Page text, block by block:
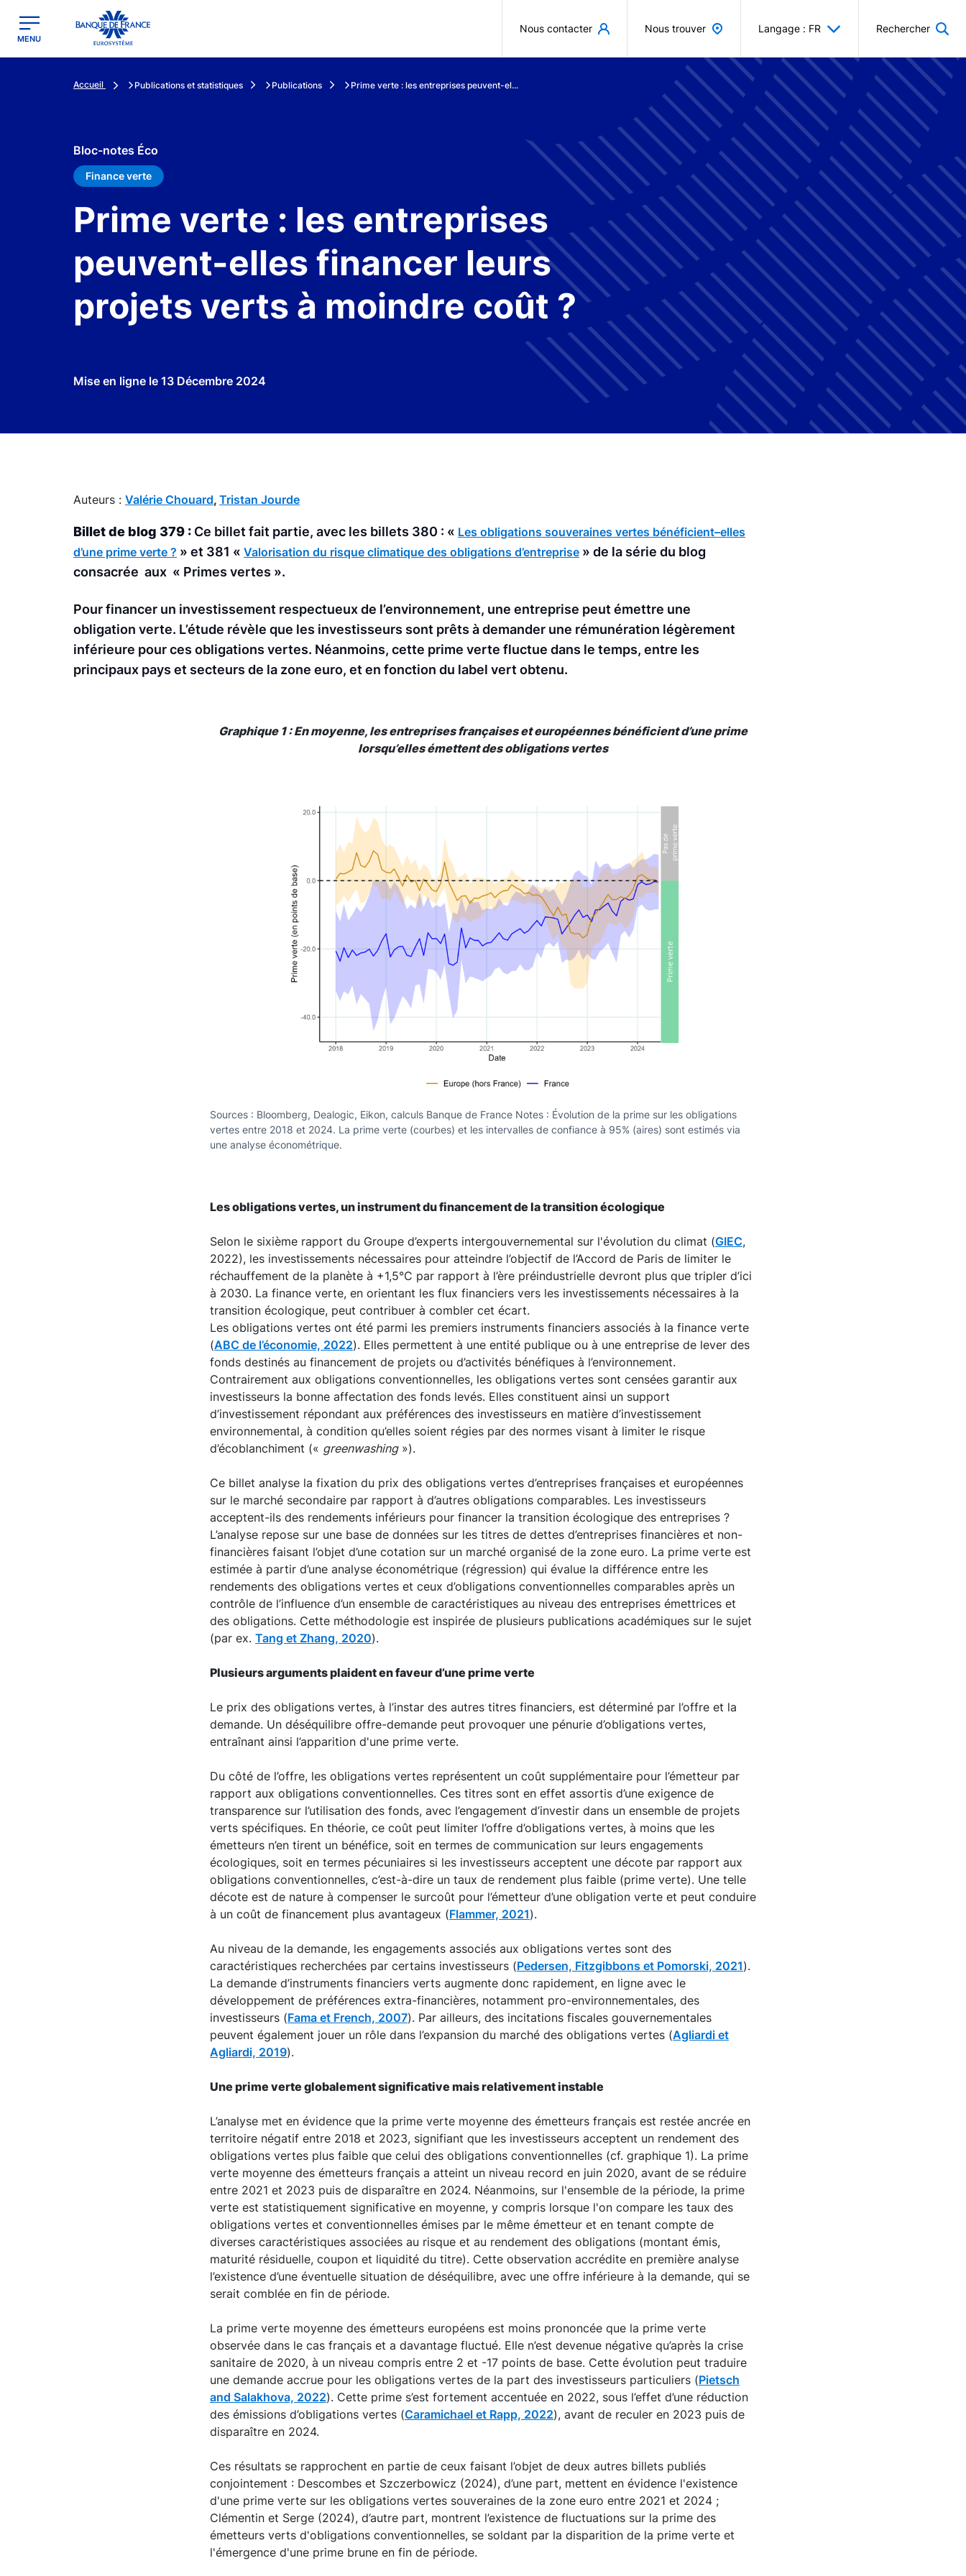
Banque de France - Menu Principal
MENU
Nous contacter Nous trouver Langage : FR Rechercher
Accueil Publications et statistiques Publications Prime verte : les entreprises peuvent-el...
Bloc-notes Éco
Finance verte
Prime verte : les entreprises
peuvent-elles financer leurs
projets verts à moindre coût ?
Mise en ligne le 13 Décembre 2024
Auteurs : Valérie Chouard, Tristan Jourde
Billet de blog 379 : Ce billet fait partie, avec les billets 380 : « Les obligations souveraines vertes bénéficient–elles
d’une prime verte ? » et 381 « Valorisation du risque climatique des obligations d’entreprise » de la série du blog
consacrée aux « Primes vertes ».
Pour financer un investissement respectueux de l’environnement, une entreprise peut émettre une
obligation verte. L’étude révèle que les investisseurs sont prêts à demander une rémunération légèrement
inférieure pour ces obligations vertes. Néanmoins, cette prime verte fluctue dans le temps, entre les
principaux pays et secteurs de la zone euro, et en fonction du label vert obtenu.
Graphique 1 : En moyenne, les entreprises françaises et européennes bénéficient d’une prime
lorsqu’elles émettent des obligations vertes
Sources : Bloomberg, Dealogic, Eikon, calculs Banque de France Notes : Évolution de la prime sur les obligations
vertes entre 2018 et 2024. La prime verte (courbes) et les intervalles de confiance à 95% (aires) sont estimés via
une analyse économétrique.
Les obligations vertes, un instrument du financement de la transition écologique
Selon le sixième rapport du Groupe d’experts intergouvernemental sur l'évolution du climat (GIEC,
2022), les investissements nécessaires pour atteindre l’objectif de l’Accord de Paris de limiter le
réchauffement de la planète à +1,5°C par rapport à l’ère préindustrielle devront plus que tripler d’ici
à 2030. La finance verte, en orientant les flux financiers vers les investissements nécessaires à la
transition écologique, peut contribuer à combler cet écart.
Les obligations vertes ont été parmi les premiers instruments financiers associés à la finance verte
(ABC de l’économie, 2022). Elles permettent à une entité publique ou à une entreprise de lever des
fonds destinés au financement de projets ou d’activités bénéfiques à l’environnement.
Contrairement aux obligations conventionnelles, les obligations vertes sont censées garantir aux
investisseurs la bonne affectation des fonds levés. Elles constituent ainsi un support
d’investissement répondant aux préférences des investisseurs en matière d’investissement
environnemental, à condition qu’elles soient régies par des normes visant à limiter le risque
d’écoblanchiment (« greenwashing»).
Ce billet analyse la fixation du prix des obligations vertes d’entreprises françaises et européennes
sur le marché secondaire par rapport à d’autres obligations comparables. Les investisseurs
acceptent-ils des rendements inférieurs pour financer la transition écologique des entreprises ?
L’analyse repose sur une base de données sur les titres de dettes d’entreprises financières et non-
financières faisant l’objet d’une cotation sur un marché organisé de la zone euro. La prime verte est
estimée à partir d’une analyse économétrique (régression) qui évalue la différence entre les
rendements des obligations vertes et ceux d’obligations conventionnelles comparables après un
contrôle de l’influence d’un ensemble de caractéristiques au niveau des entreprises émettrices et
des obligations. Cette méthodologie est inspirée de plusieurs publications académiques sur le sujet
(par ex. Tang et Zhang, 2020).
Plusieurs arguments plaident en faveur d’une prime verte
Le prix des obligations vertes, à l’instar des autres titres financiers, est déterminé par l’offre et la
demande. Un déséquilibre offre-demande peut provoquer une pénurie d’obligations vertes,
entraînant ainsi l’apparition d'une prime verte.
Du côté de l’offre, les obligations vertes représentent un coût supplémentaire pour l’émetteur par
rapport aux obligations conventionnelles. Ces titres sont en effet assortis d’une exigence de
transparence sur l’utilisation des fonds, avec l’engagement d’investir dans un ensemble de projets
verts spécifiques. En théorie, ce coût peut limiter l’offre d’obligations vertes, à moins que les
émetteurs n’en tirent un bénéfice, soit en termes de communication sur leurs engagements
écologiques, soit en termes pécuniaires si les investisseurs acceptent une décote par rapport aux
obligations conventionnelles, c’est-à-dire un taux de rendement plus faible (prime verte). Une telle
décote est de nature à compenser le surcoût pour l’émetteur d’une obligation verte et peut conduire
à un coût de financement plus avantageux (Flammer, 2021).
Au niveau de la demande, les engagements associés aux obligations vertes sont des
caractéristiques recherchées par certains investisseurs (Pedersen, Fitzgibbons et Pomorski, 2021).
La demande d’instruments financiers verts augmente donc rapidement, en ligne avec le
développement de préférences extra-financières, notamment pro-environnementales, des
investisseurs (Fama et French, 2007). Par ailleurs, des incitations fiscales gouvernementales
peuvent également jouer un rôle dans l’expansion du marché des obligations vertes (Agliardi et
Agliardi, 2019).
Une prime verte globalement significative mais relativement instable
L’analyse met en évidence que la prime verte moyenne des émetteurs français est restée ancrée en
territoire négatif entre 2018 et 2023, signifiant que les investisseurs acceptent un rendement des
obligations vertes plus faible que celui des obligations conventionnelles (cf. graphique 1). La prime
verte moyenne des émetteurs français a atteint un niveau record en juin 2020, avant de se réduire
entre 2021 et 2023 puis de disparaître en 2024. Néanmoins, sur l'ensemble de la période, la prime
verte est statistiquement significative en moyenne, y compris lorsque l'on compare les taux des
obligations vertes et conventionnelles émises par le même émetteur et en tenant compte de
diverses caractéristiques associées au risque et au rendement des obligations (montant émis,
maturité résiduelle, coupon et liquidité du titre). Cette observation accrédite en première analyse
l’existence d’une éventuelle situation de déséquilibre, avec une offre inférieure à la demande, qui se
serait comblée en fin de période.
La prime verte moyenne des émetteurs européens est moins prononcée que la prime verte
observée dans le cas français et a davantage fluctué. Elle n’est devenue négative qu’après la crise
sanitaire de 2020, à un niveau compris entre 2 et -17 points de base. Cette évolution peut traduire
une demande accrue pour les obligations vertes de la part des investisseurs particuliers (Pietsch
and Salakhova, 2022). Cette prime s’est fortement accentuée en 2022, sous l’effet d’une réduction
des émissions d’obligations vertes (Caramichael et Rapp, 2022), avant de reculer en 2023 puis de
disparaître en 2024.
Ces résultats se rapprochent en partie de ceux faisant l’objet de deux autres billets publiés
conjointement : Descombes et Szczerbowicz (2024), d’une part, mettent en évidence l'existence
d'une prime verte sur les obligations vertes souveraines de la zone euro entre 2021 et 2024 ;
Clémentin et Serge (2024), d’autre part, montrent l’existence de fluctuations sur la prime des
émetteurs verts d'obligations conventionnelles, se soldant par la disparition de la prime verte et
l'émergence d'une prime brune en fin de période.